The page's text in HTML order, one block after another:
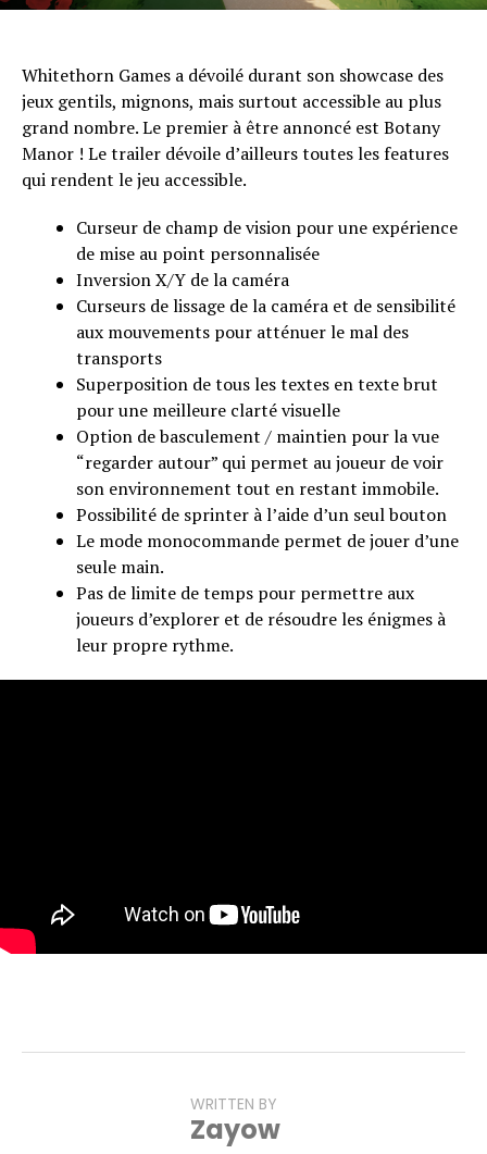
Whitethorn Games a dévoilé durant son showcase des
jeux gentils, mignons, mais surtout accessible au plus
grand nombre. Le premier à être annoncé est Botany
Manor ! Le trailer dévoile d’ailleurs toutes les features
qui rendent le jeu accessible.
Curseur de champ de vision pour une expérience
de mise au point personnalisée
Inversion X/Y de la caméra
Curseurs de lissage de la caméra et de sensibilité
aux mouvements pour atténuer le mal des
transports
Superposition de tous les textes en texte brut
pour une meilleure clarté visuelle
Option de basculement / maintien pour la vue
“regarder autour” qui permet au joueur de voir
son environnement tout en restant immobile.
Possibilité de sprinter à l’aide d’un seul bouton
Le mode monocommande permet de jouer d’une
seule main.
Pas de limite de temps pour permettre aux
joueurs d’explorer et de résoudre les énigmes à
leur propre rythme.
WRITTEN BY
Zayow